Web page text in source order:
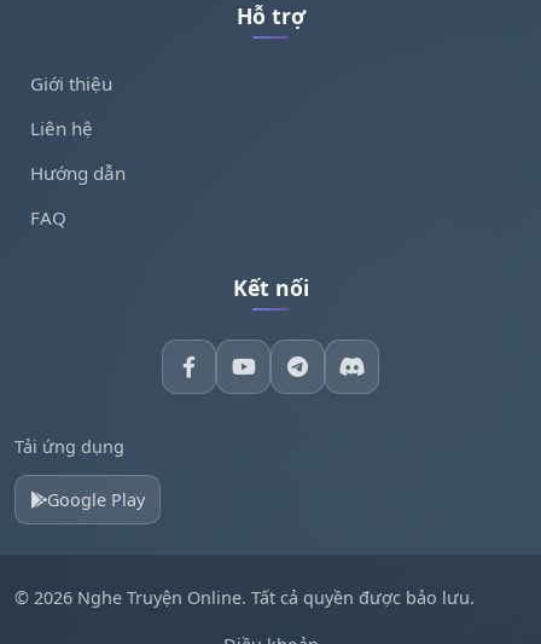
Hỗ trợ
Giới thiệu
Liên hệ
Hướng dẫn
FAQ
Kết nối
Tải ứng dụng
Google Play
© 2026 Nghe Truyện Online. Tất cả quyền được bảo lưu.